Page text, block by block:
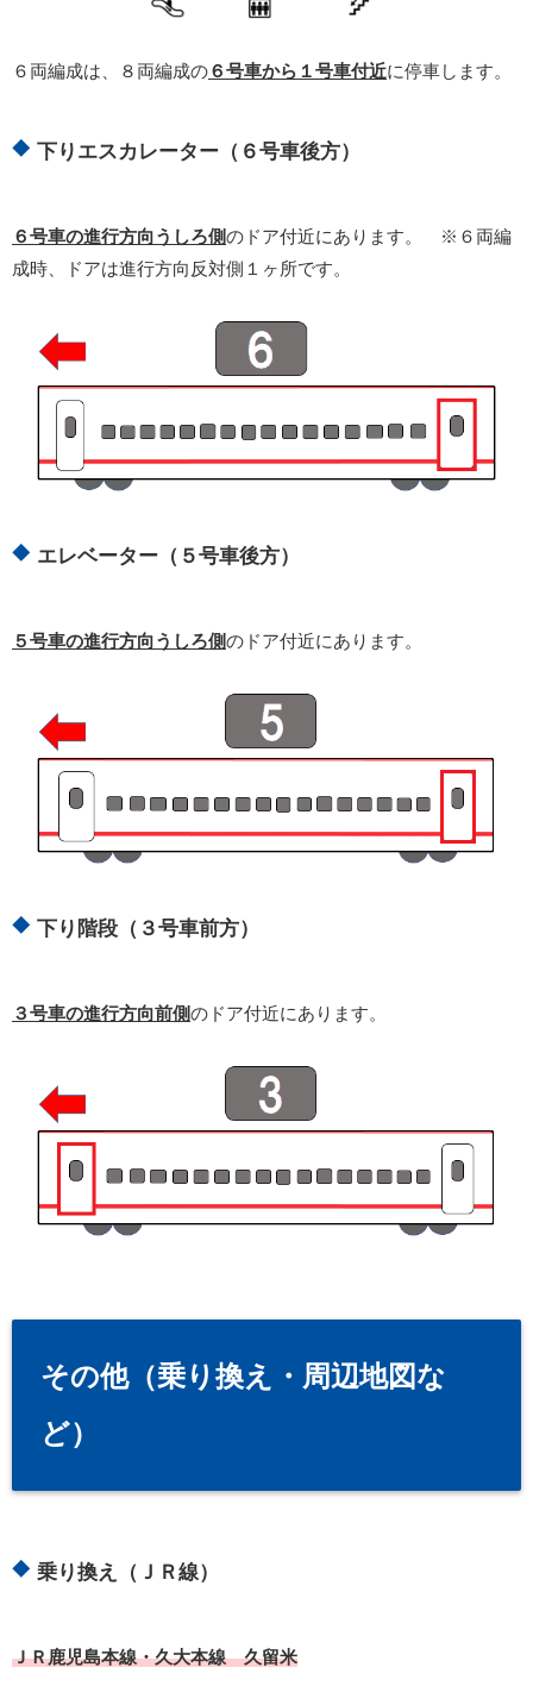
６両編成は、８両編成の６号車から１号車付近に停車します。
下りエスカレーター（６号車後方）
６号車の進行方向うしろ側のドア付近にあります。 ※６両編
成時、ドアは進行方向反対側１ヶ所です。
エレベーター（５号車後方）
５号車の進行方向うしろ側のドア付近にあります。
下り階段（３号車前方）
３号車の進行方向前側のドア付近にあります。
その他（乗り換え・周辺地図な
ど）
乗り換え（ＪＲ線）
ＪＲ鹿児島本線・久大本線 久留米